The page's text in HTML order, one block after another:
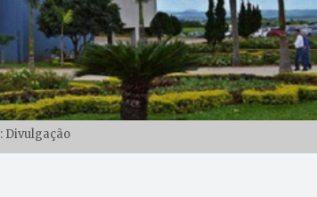
Divulgação